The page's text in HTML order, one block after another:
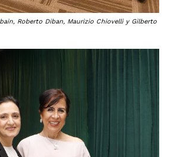
Roberto Diban, Maurizio Chiovelli y Gilberto